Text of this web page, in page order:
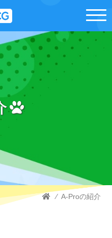
⁄ A-Proの紹介